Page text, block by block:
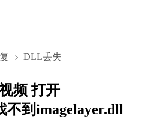
DLL丢失
频 打开
不到imagelayer.dll